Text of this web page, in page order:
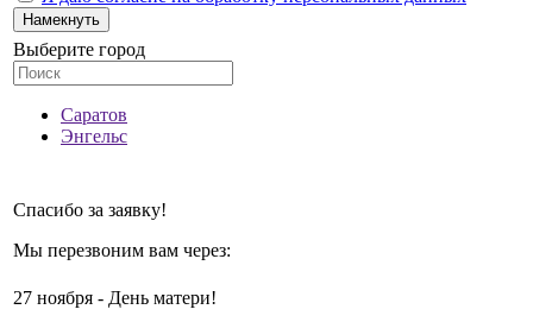
Намекнуть
Выберите город
Саратов
Энгельс
Спасибо за заявку!
Мы перезвоним вам через:
27 ноября - День матери!